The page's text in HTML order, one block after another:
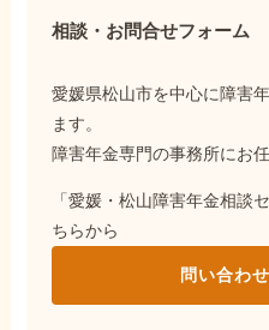
相談・お問合せフォーム
愛媛県松山市を中心に障害
ます。
障害年金専門の事務所にお
「愛媛・松山障害年金相談
ちらから
問い合わ